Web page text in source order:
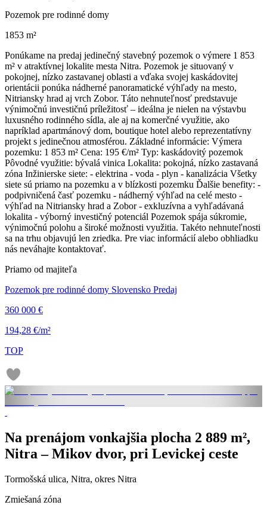
Pozemok pre rodinné domy
1853 m²
Ponúkame na predaj jedinečný stavebný pozemok o výmere 1 853
m² v atraktívnej lokalite mesta Nitra. Pozemok je situovaný v
pokojnej, nízko zastavanej oblasti a vďaka svojej kaskádovitej
orientácii ponúka nádherné panoramatické výhľady na mesto,
Nitriansky hrad aj vrch Zobor. Táto nehnuteľnosť predstavuje
výnimočnú investičnú príležitosť – ideálna je nielen na výstavbu
luxusného rodinného sídla, ale aj na komerčné využitie, ako
napríklad apartmánový dom, boutique hotel alebo reprezentatívny
projekt s jedinečnou atmosférou. Základné informácie: Výmera
pozemku: 1 853 m² Cena: 195 €/m² Typ: kaskádovitý pozemok
Pôvodné využitie: bývalá vinica Lokalita: pokojná, nízko zastavaná
zóna Inžinierske siete: - elektrina - voda - plyn - kanalizácia Všetky
siete sú priamo na pozemku a v blízkosti pozemku Ďalšie benefity: -
podpivničená časť pozemku - nádherný výhľad na celé mesto -
výhľad na Nitriansky hrad a Zobor - exkluzívna a vyhľadávaná
lokalita - výborný investičný potenciál Pozemok spája súkromie,
výnimočnú polohu a široké možnosti využitia. Takéto nehnuteľnosti
sa na trhu objavujú len zriedka. Pre viac informácií alebo obhliadku
nás neváhajte kontaktovať.
Priamo od majiteľa
Pozemok pre rodinné domy Slovensko Predaj
360 000 €
194,28 €/m²
TOP
Na prenájom vonkajšia plocha 2 889 m²,
Nitra – Mikov dvor, pri Levickej ceste
Tormošská ulica, Nitra, okres Nitra
Zmiešaná zóna